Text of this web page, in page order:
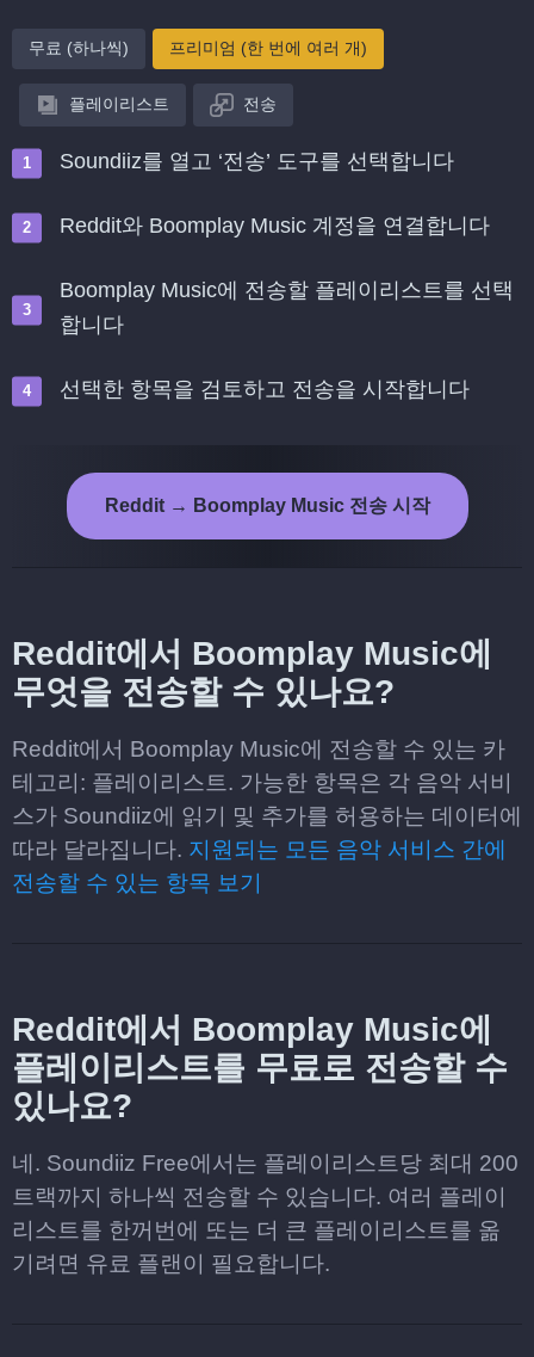
무료 (하나씩) 프리미엄 (한 번에 여러 개)
플레이리스트 전송
Soundiiz를 열고 ‘전송’ 도구를 선택합니다
Reddit와 Boomplay Music 계정을 연결합니다
Boomplay Music에 전송할 플레이리스트를 선택
합니다
선택한 항목을 검토하고 전송을 시작합니다
Reddit → Boomplay Music 전송 시작
Reddit에서 Boomplay Music에
무엇을 전송할 수 있나요?
Reddit에서 Boomplay Music에 전송할 수 있는 카
테고리: 플레이리스트. 가능한 항목은 각 음악 서비
스가 Soundiiz에 읽기 및 추가를 허용하는 데이터에
따라 달라집니다. 지원되는 모든 음악 서비스 간에
전송할 수 있는 항목 보기
Reddit에서 Boomplay Music에
플레이리스트를 무료로 전송할 수
있나요?
네. Soundiiz Free에서는 플레이리스트당 최대 200
트랙까지 하나씩 전송할 수 있습니다. 여러 플레이
리스트를 한꺼번에 또는 더 큰 플레이리스트를 옮
기려면 유료 플랜이 필요합니다.